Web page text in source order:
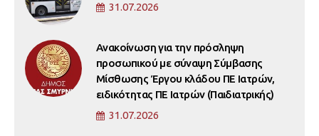
31.07.2026
Ανακοίνωση για την πρόσληψη
προσωπικού με σύναψη Σύμβασης
Μίσθωσης Έργου κλάδου ΠΕ Ιατρών,
ειδικότητας ΠΕ Ιατρών (Παιδιατρικής)
31.07.2026